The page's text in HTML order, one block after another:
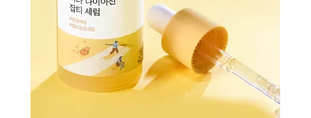
ПАРОЛЬ?